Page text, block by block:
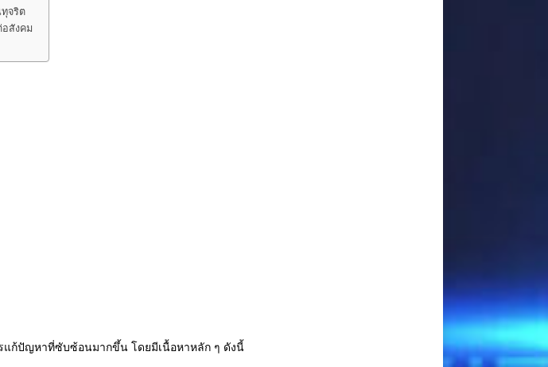
จริต
สังคม
ก้ปัญหาที่ซับซ้อนมากขึ้น โดยมีเนื้อหาหลัก ๆ ดังนี้